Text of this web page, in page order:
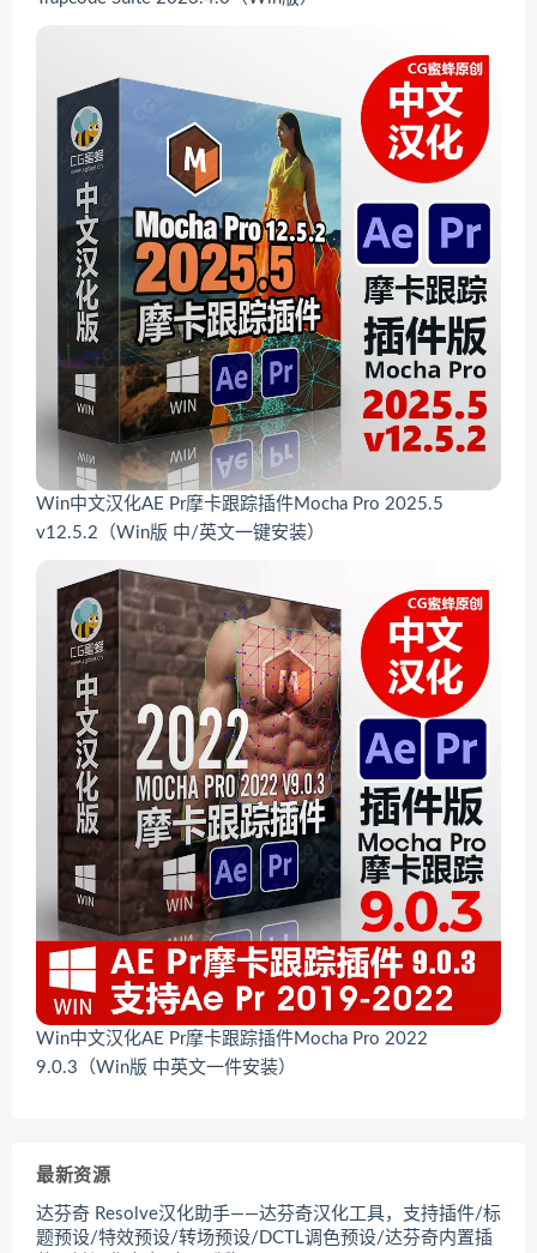
Win中文汉化AE Pr摩卡跟踪插件Mocha Pro 2025.5
v12.5.2（Win版 中/英文一键安装）
Win中文汉化AE Pr摩卡跟踪插件Mocha Pro 2022
9.0.3（Win版 中英文一件安装）
最新资源
达芬奇 Resolve汉化助手——达芬奇汉化工具，支持插件/标
题预设/特效预设/转场预设/DCTL调色预设/达芬奇内置插